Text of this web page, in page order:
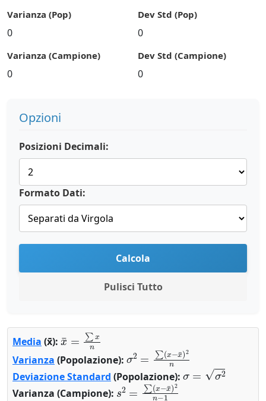
Varianza (Pop)
0
Dev Std (Pop)
0
Varianza (Campione)
0
Dev Std (Campione)
0
Opzioni
Posizioni Decimali:
Formato Dati:
Calcola
Pulisci Tutto
Media (x̄):
x¯=∑xn
Varianza (Popolazione):
σ2 (x−x¯)2
Deviazione Standard (Popolazione):
Varianza (Campione):
s2=∑(x−x¯)2 n